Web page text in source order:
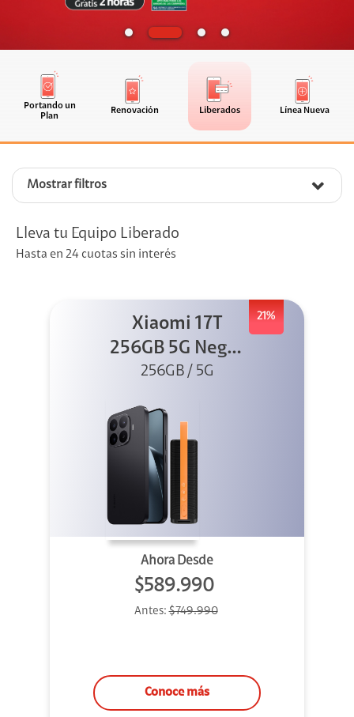
Portando un
Plan
Renovación Liberados Línea Nueva
Mostrar filtros
Lleva tu Equipo Liberado
Hasta en 24 cuotas sin interés
21%
Xiaomi 17T
256GB 5G Negro
+ Sound
256GB / 5G
Ahora Desde
$589.990
Antes:$749.990
Conoce más